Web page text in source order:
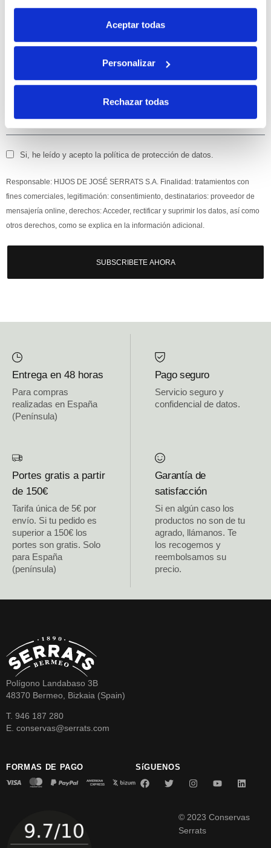
Aceptar todas
Personalizar
Rechazar todas
con tu primera compra.
un 10% de descuento en tu primera compra.
Si, he leído y acepto la política de protección de datos.
Responsable: HIJOS DE JOSÉ SERRATS S.A. Finalidad: tratamientos con
fines comerciales, legitimación: consentimiento, destinatarios: proveedor de
mensajería online, derechos: Acceder, rectificar y suprimir los datos, así como
otros derechos, como se explica en la información adicional.
SUBSCRIBETE AHORA
Entrega en 48 horas
Para compras
realizadas en España
(Península)
Pago seguro
Servicio seguro y
confidencial de datos.
Portes gratis a partir
de 150€
Tarifa única de 5€ por
envío. Si tu pedido es
superior a 150€ los
portes son gratis. Solo
para España
(península)
Garantía de
satisfacción
Si en algún caso los
productos no son de tu
agrado, llámanos. Te
los recogemos y
reembolsamos su
precio.
Polígono Landabaso 3B
48370 Bermeo, Bizkaia (Spain)
T. 946 187 280
E. conservas@serrats.com
FORMAS DE PAGO SíGUENOS
© 2023 Conservas
Serrats